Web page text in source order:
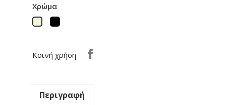
Χρώμα
Μαύρο
Κοινή χρήση
Περιγραφή